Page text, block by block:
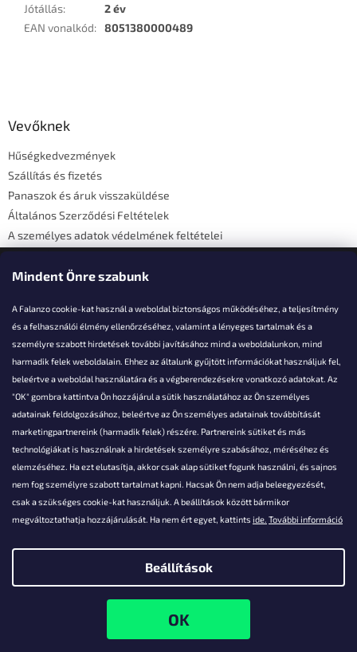
Mindent Önre szabunk
A Falanzo cookie-kat használ a weboldal biztonságos működéséhez, a teljesítmény
és a felhasználói élmény ellenőrzéséhez, valamint a lényeges tartalmak és a
személyre szabott hirdetések további javításához mind a weboldalunkon, mind
harmadik felek weboldalain. Ehhez az általunk gyűjtött információkat használjuk fel,
beleértve a weboldal használatára és a végberendezésekre vonatkozó adatokat. Az
"OK" gombra kattintva Ön hozzájárul a sütik használatához az Ön személyes
adatainak feldolgozásához, beleértve az Ön személyes adatainak továbbítását
marketingpartnereink (harmadik felek) részére. Partnereink sütiket és más
technológiákat is használnak a hirdetések személyre szabásához, méréséhez és
elemzéséhez. Ha ezt elutasítja, akkor csak alap sütiket fogunk használni, és sajnos
nem fog személyre szabott tartalmat kapni. Hacsak Ön nem adja beleegyezését,
csak a szükséges cookie-kat használjuk. A beállítások között bármikor
megváltoztathatja hozzájárulását. Ha nem ért egyet, kattints ide. További információ
Beállítások
Jótállás:
2 év
EAN vonalkód: 8051380000489
Vevőknek
Hűségkedvezmények
Szállítás és fizetés
Panaszok és áruk visszaküldése
Általános Szerződési Feltételek
A személyes adatok védelmének feltételei
Elérhetőségi adatok
Akarsz kérdezni valamit?
info@falanzo.hu
Falanzo.hu. Minden jog fenntartva.